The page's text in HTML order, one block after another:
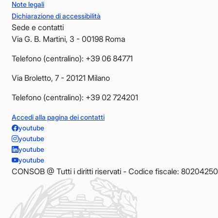
Note legali
Dichiarazione di accessibilità
Sede e contatti
Via G. B. Martini, 3 - 00198 Roma
Telefono (centralino): +39 06 84771
Via Broletto, 7 - 20121 Milano
Telefono (centralino): +39 02 724201
Accedi alla pagina dei contatti
youtube
youtube
youtube
youtube
CONSOB @ Tutti i diritti riservati - Codice fiscale: